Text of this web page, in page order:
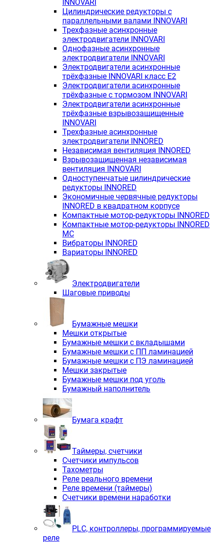
INNOVARI
Цилиндрические редукторы с
параллельными валами INNOVARI
Трехфазные асинхронные
электродвигатели INNOVARI
Однофазные асинхронные
электродвигатели INNOVARI
Электродвигатели асинхронные
трёхфазные INNOVARI класс E2
Электродвигатели асинхронные
трёхфазные с тормозом INNOVARI
Электродвигатели асинхронные
трёхфазные взрывозащищенные
INNOVARI
Трехфазные асинхронные
электродвигатели INNORED
Независимая вентиляция INNORED
Взрывозащищенная независимая
вентиляция INNOVARI
Одноступенчатые цилиндрические
редукторы INNORED
Экономичные червячные редукторы
INNORED в квадратном корпусе
Компактные мотор-редукторы INNORED
Компактные мотор-редукторы INNORED
MC
Вибраторы INNORED
Вариаторы INNORED
Электродвигатели
Шаговые приводы
Бумажные мешки
Мешки открытые
Бумажные мешки с вкладышами
Бумажные мешки с ПП ламинацией
Бумажные мешки с ПЭ ламинацией
Мешки закрытые
Бумажные мешки под уголь
Бумажный наполнитель
Бумага крафт
Таймеры, счетчики
Счетчики импульсов
Тахометры
Реле реального времени
Реле времени (таймеры)
Счетчики времени наработки
PLС, контроллеры, программируемые
реле